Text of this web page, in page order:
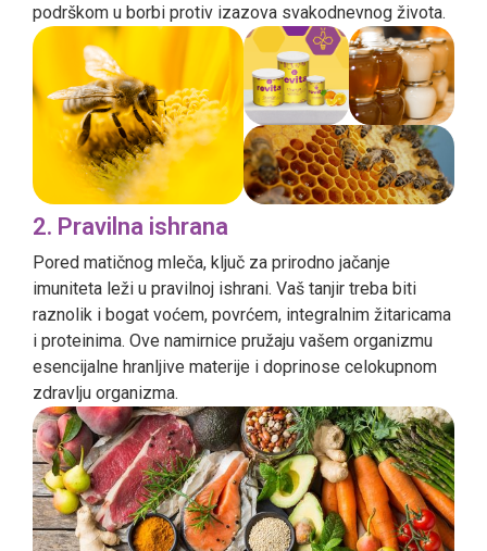
podrškom u borbi protiv izazova svakodnevnog života.
2. Pravilna ishrana
Pored matičnog mleča, ključ za prirodno jačanje
imuniteta leži u pravilnoj ishrani. Vaš tanjir treba biti
raznolik i bogat voćem, povrćem, integralnim žitaricama
i proteinima. Ove namirnice pružaju vašem organizmu
esencijalne hranljive materije i doprinose celokupnom
zdravlju organizma.